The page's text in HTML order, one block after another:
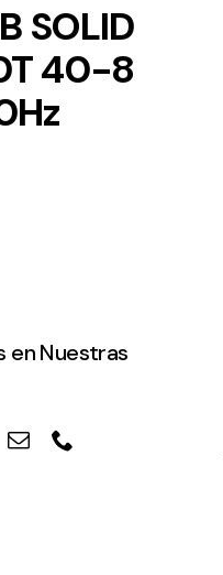
SOLID
40-8
en Nuestras